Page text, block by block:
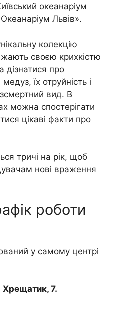
океанаріум
Львів».
колекцію
своєю крихкістю
про
медуз, їх отруйність і
вид. В
можна спостерігати
цікаві факти про
тричі на рік, щоб
нові враження
роботи
у самому центрі
Хрещатик, 7.